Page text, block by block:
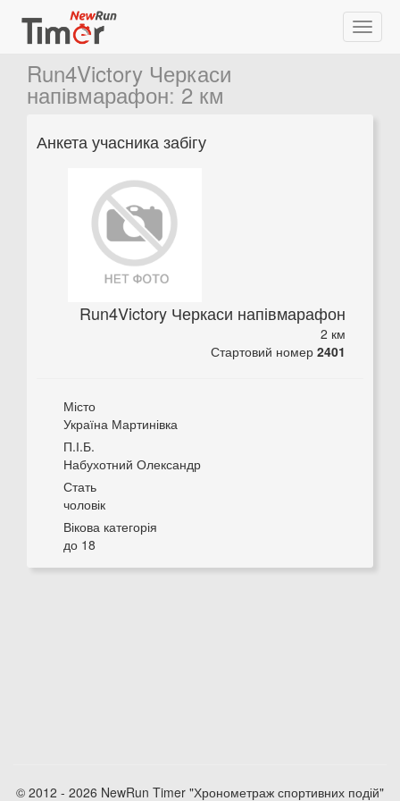
Run4Victory Черкаси
напівмарафон:2 км
Анкета учасника забігу
Run4Victory Черкаси напівмарафон
2 км
Стартовий номер 2401
Місто
Україна Мартинівка
П.І.Б.
Набухотний Олександр
Стать
чоловік
Вікова категорія
до 18
© 2012 - 2026 NewRun Timer "Хронометраж спортивних подій"